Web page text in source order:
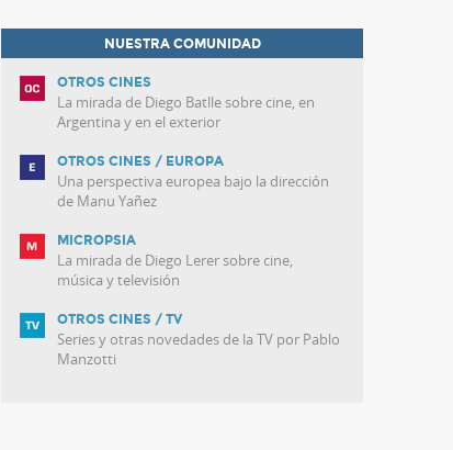
NUESTRA COMUNIDAD
OTROS CINES
La mirada de Diego Batlle sobre cine, en
Argentina y en el exterior
OTROS CINES / EUROPA
Una perspectiva europea bajo la dirección
de Manu Yañez
MICROPSIA
La mirada de Diego Lerer sobre cine,
música y televisión
OTROS CINES / TV
Series y otras novedades de la TV por Pablo
Manzotti